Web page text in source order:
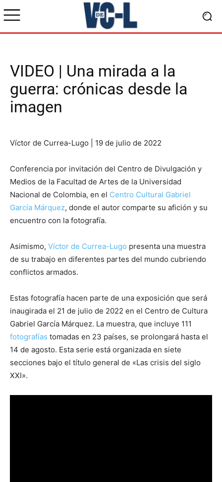
VIDEO | Una mirada a la
guerra: crónicas desde la
imagen
Víctor de Currea-Lugo | 19 de julio de 2022
Conferencia por invitación del Centro de Divulgación y
Medios de la Facultad de Artes de la Universidad
Nacional de Colombia, en el Centro Cultural Gabriel
García Márquez, donde el autor comparte su afición y su
encuentro con la fotografía.
Asimismo, Víctor de Currea-Lugo presenta una muestra
de su trabajo en diferentes partes del mundo cubriendo
conflictos armados.
Estas fotografía hacen parte de una exposición que será
inaugirada el 21 de julio de 2022 en el Centro de Cultura
Gabriel García Márquez. La muestra, que incluye 111
fotografías tomadas en 23 países, se prolongará hasta el
14 de agosto. Esta serie está organizada en siete
secciones bajo el título general de «Las crisis del siglo
XXI».